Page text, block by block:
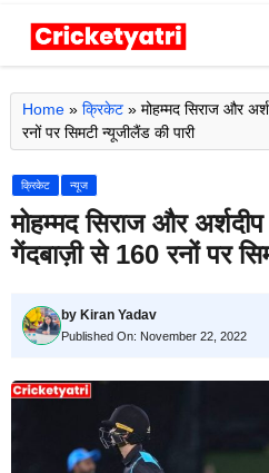
Home » क्रिकेट » मोहम्मद सिराज और
रनों पर सिमटी न्यूजीलैंड की पारी
क्रिकेट न्यूज
मोहम्मद सिराज और
गेंदबाज़ी से 160 रनों पर
by Kiran Yadav
Published On: November 22, 2022